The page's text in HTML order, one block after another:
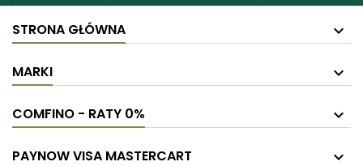
STRONA GŁÓWNA
MARKI
COMFINO - RATY 0%
PAYNOW VISA MASTERCART